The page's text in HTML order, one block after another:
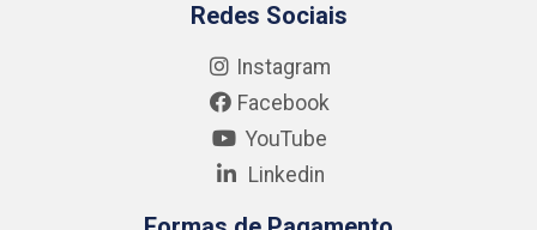
Redes Sociais
Instagram
Facebook
YouTube
Linkedin